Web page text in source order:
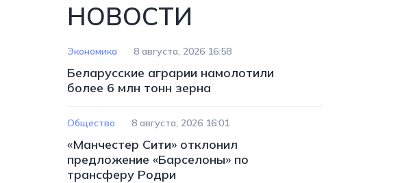
НОВОСТИ
Экономика 8 августа, 2026 16:58
Беларусские аграрии намолотили
более 6 млн тонн зерна
Общество 8 августа, 2026 16:01
«Манчестер Сити» отклонил
предложение «Барселоны» по
трансферу Родри